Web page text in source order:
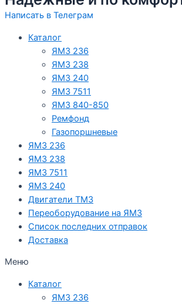
Написать в Телеграм
Каталог
ЯМЗ 236
ЯМЗ 238
ЯМЗ 240
ЯМЗ 7511
ЯМЗ 840-850
Ремфонд
Газопоршневые
ЯМЗ 236
ЯМЗ 238
ЯМЗ 7511
ЯМЗ 240
Двигатели ТМЗ
Переоборудование на ЯМЗ
Список последних отправок
Доставка
Меню
Каталог
ЯМЗ 236